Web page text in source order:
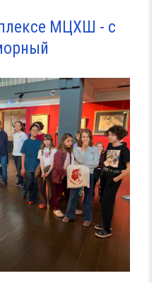
МЦХШ - с